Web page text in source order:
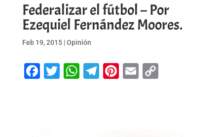
Federalizar el fútbol – Por
Ezequiel Fernández Moores.
Feb 19, 2015|Opinión
Facebook
Twitter
WhatsApp
Telegram
Pinterest
EmailCopy